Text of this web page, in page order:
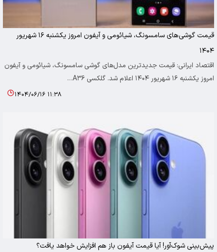
قیمت گوشی‌های سامسونگ، شیائومی و آیفون امروز یکشنبه ۱۶ شهریور
۱۴۰۴
اقتصاد ایرانی: قیمت جدیدترین مدل‌های گوشی سامسونگ، شیائومی و آیفون
امروز یکشنبه ۱۶ شهریور ۱۴۰۴ اعلام شد. گلکسی A۳۶…
۱۴۰۴/۰۶/۱۶ ۱۱:۳۸
پیش‌بینی شوک‌آور! آیا قیمت آیفون باز هم افزایش خواهد یافت؟